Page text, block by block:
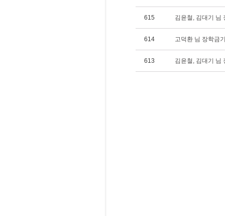
615 김윤철, 김대기 님
614 고덕환 님 장학금
613 김윤철, 김대기 님